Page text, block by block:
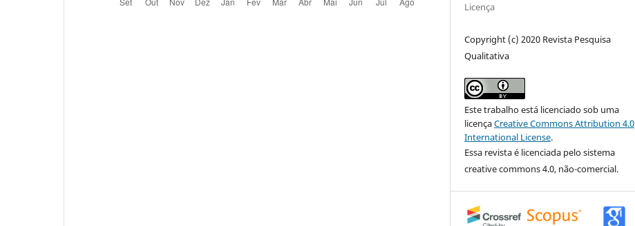
Licença
Copyright (c) 2020 Revista Pesquisa
Qualitativa
Este trabalho está licenciado sob uma
licençaCreative Commons Attribution 4.0
International License.
Essa revista é licenciada pelo sistema
creative commons 4.0, não-comercial.